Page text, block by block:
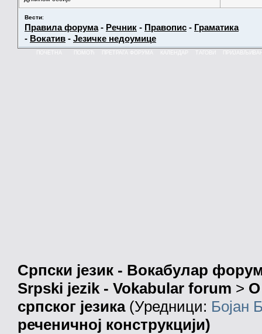
Вести:
Правила форума- Речник - Правопис - Граматика
- Вокатив - Језичке недоумице
КАЛЕНДАР
Српски језик - Вокабулар
Srpski jezik - Vokabular forum > О
српског језика(Уредници: Бојан
реченичној конструкцији)